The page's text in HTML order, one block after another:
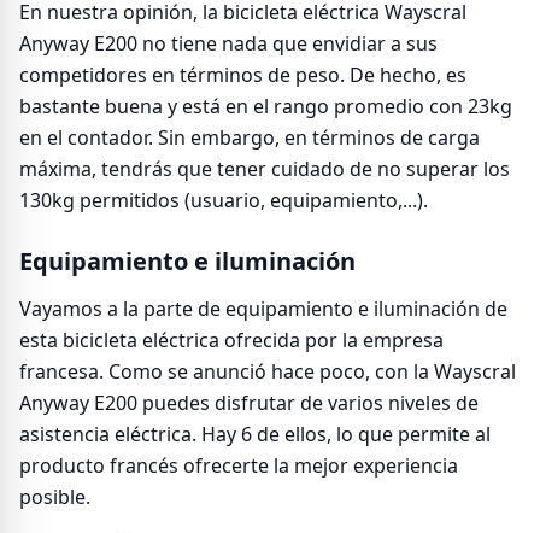
En nuestra opinión, la bicicleta eléctrica Wayscral
Anyway E200 no tiene nada que envidiar a sus
competidores en términos de peso. De hecho, es
bastante buena y está en el rango promedio con 23kg
en el contador. Sin embargo, en términos de carga
máxima, tendrás que tener cuidado de no superar los
130kg permitidos (usuario, equipamiento,...).
Equipamiento e iluminación
Vayamos a la parte de equipamiento e iluminación de
esta bicicleta eléctrica ofrecida por la empresa
francesa. Como se anunció hace poco, con la Wayscral
Anyway E200 puedes disfrutar de varios niveles de
asistencia eléctrica. Hay 6 de ellos, lo que permite al
producto francés ofrecerte la mejor experiencia
posible.